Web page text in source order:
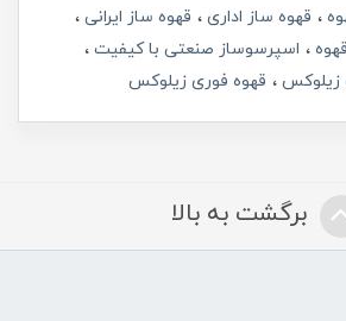
قهوه ساز اداری
قهوه ساز ایرانی
قهوه
اسپرسوساز صنعتی با کیفیت
زیلوکس قهوه فوری زیلوکس
برگشت به بالا